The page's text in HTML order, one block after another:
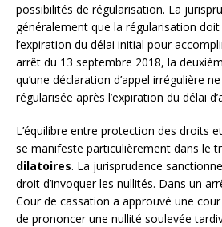
possibilités de régularisation. La
généralement que la régularisation
l’expiration du délai initial pour
arrêt du 13 septembre 2018, la
qu’une déclaration d’appel irrégulière
régularisée après l’expiration du délai
L’équilibre entre protection des droits
se manifeste particulièrement dans le
dilatoires. La jurisprudence
droit d’invoquer les nullités. Dans un
Cour de cassation a approuvé une cour
de prononcer une nullité soulevée